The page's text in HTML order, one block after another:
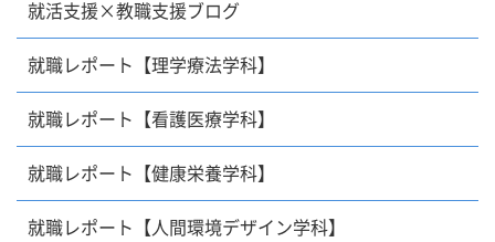
就活支援×教職支援ブログ
就職レポート【理学療法学科】
就職レポート【看護医療学科】
就職レポート【健康栄養学科】
就職レポート【人間環境デザイン学科】